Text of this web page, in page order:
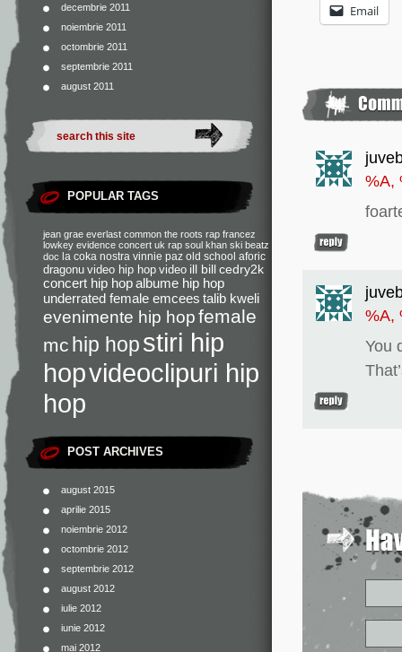
decembrie 2011
noiembrie 2011
octombrie 2011
septembrie 2011
august 2011
POPULAR TAGS
jean grae everlast common the roots rap francez
lowkey evidence concert uk rap soul khan ski beatz
doc la coka nostra vinnie paz old school aforic
dragonu video hip hop video ill bill cedry2k
concert hip hopalbume hip hop
underrated female emcees talib kweli
evenimente hip hopfemale
mc hip hopstiri hip
hopvideoclipuri hip
hop
POST ARCHIVES
august 2015
aprilie 2015
noiembrie 2012
octombrie 2012
septembrie 2012
august 2012
iulie 2012
iunie 2012
mai 2012
Email
%A,
%A,
You